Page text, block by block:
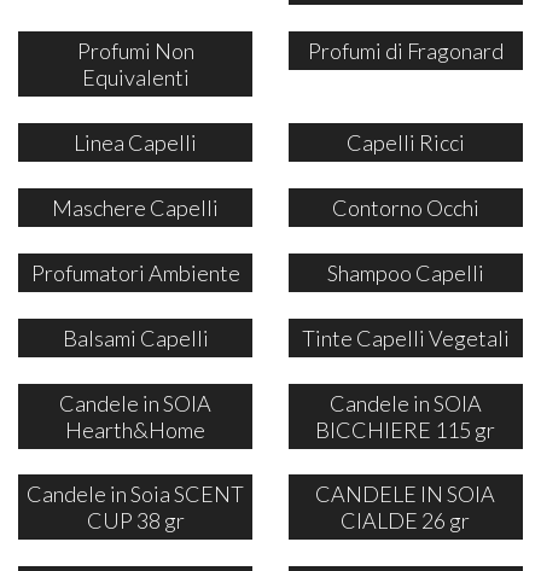
Profumi Non
Equivalenti
Profumi di Fragonard
Linea Capelli Capelli Ricci
Maschere Capelli Contorno Occhi
Profumatori Ambiente Shampoo Capelli
Balsami Capelli Tinte Capelli Vegetali
Candele in SOIA
Hearth&Home
Candele in SOIA
BICCHIERE 115 gr
Candele in Soia SCENT
CUP 38 gr
CANDELE IN SOIA
CIALDE 26 gr